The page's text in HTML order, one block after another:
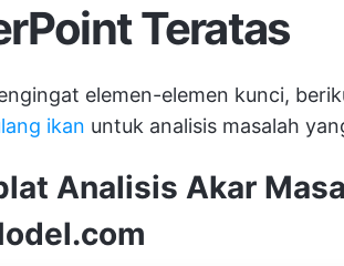
Teratas
elemen-elemen kunci,
ikan untuk analisis masalah
Analisis Akar